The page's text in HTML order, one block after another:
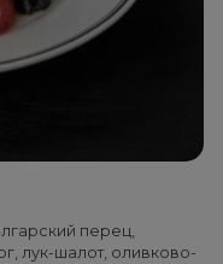
перец,
лук-шалот, оливково-